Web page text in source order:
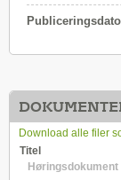
Publiceringsdato
Download alle filer
Titel
Høringsdokument